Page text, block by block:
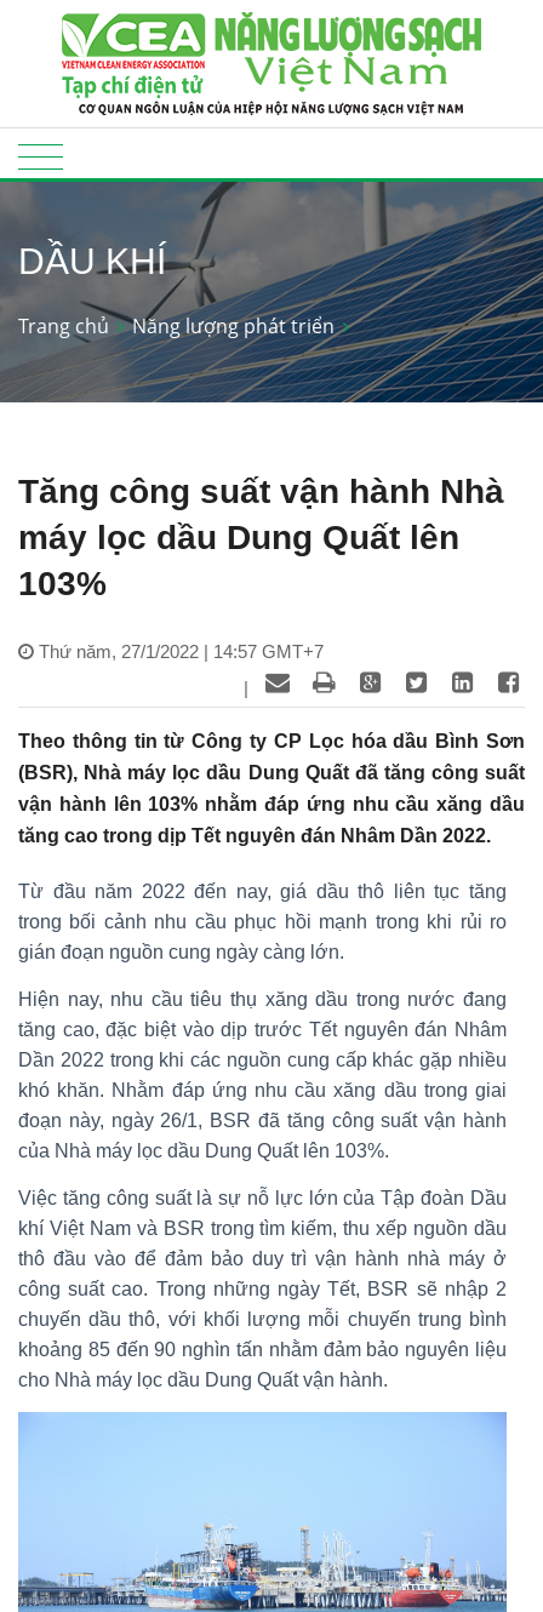
DẦU KHÍ
Trang chủ Năng lượng phát triển
Tăng công suất vận hành Nhà
máy lọc dầu Dung Quất lên
103%
Thứ năm, 27/1/2022 | 14:57 GMT+7
|
Theo thông tin từ Công ty CP Lọc hóa dầu Bình Sơn
(BSR), Nhà máy lọc dầu Dung Quất đã tăng công suất
vận hành lên 103% nhằm đáp ứng nhu cầu xăng dầu
tăng cao trong dịp Tết nguyên đán Nhâm Dần 2022.
Từ đầu năm 2022 đến nay, giá dầu thô liên tục tăng
trong bối cảnh nhu cầu phục hồi mạnh trong khi rủi ro
gián đoạn nguồn cung ngày càng lớn.
Hiện nay, nhu cầu tiêu thụ xăng dầu trong nước đang
tăng cao, đặc biệt vào dịp trước Tết nguyên đán Nhâm
Dần 2022 trong khi các nguồn cung cấp khác gặp nhiều
khó khăn. Nhằm đáp ứng nhu cầu xăng dầu trong giai
đoạn này, ngày 26/1, BSR đã tăng công suất vận hành
của Nhà máy lọc dầu Dung Quất lên 103%.
Việc tăng công suất là sự nỗ lực lớn của Tập đoàn Dầu
khí Việt Nam và BSR trong tìm kiếm, thu xếp nguồn dầu
thô đầu vào để đảm bảo duy trì vận hành nhà máy ở
công suất cao. Trong những ngày Tết, BSR sẽ nhập 2
chuyến dầu thô, với khối lượng mỗi chuyến trung bình
khoảng 85 đến 90 nghìn tấn nhằm đảm bảo nguyên liệu
cho Nhà máy lọc dầu Dung Quất vận hành.